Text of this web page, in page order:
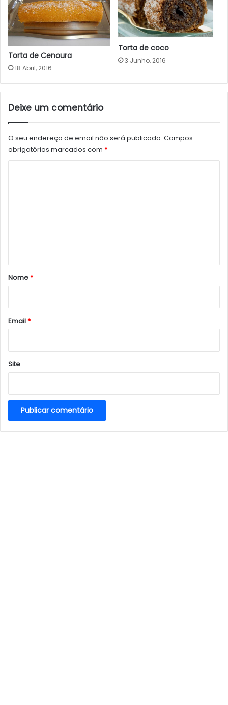
Torta de Cenoura
18 Abril, 2016
Torta de coco
3 Junho, 2016
Deixe um comentário
O seu endereço de email não será publicado. Campos
obrigatórios marcados com *
r
*
Nome*
Email*
Site